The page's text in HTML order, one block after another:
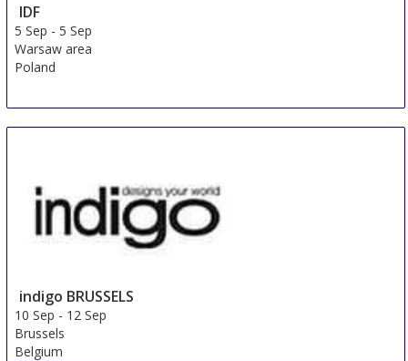
IDF
5 Sep -5 Sep
Warsaw area
Poland
indigo BRUSSELS
10 Sep - 12 Sep
Brussels
Belgium